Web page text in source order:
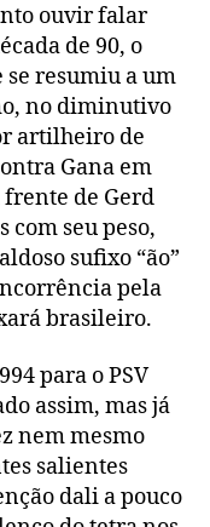
ouvir falar
de 90, o
resumiu a um
no diminutivo
artilheiro de
Gana em
frente de Gerd
seu peso,
sufixo “ão”
pela
brasileiro.
para o PSV
assim, mas já
nem mesmo
salientes
dali a pouco